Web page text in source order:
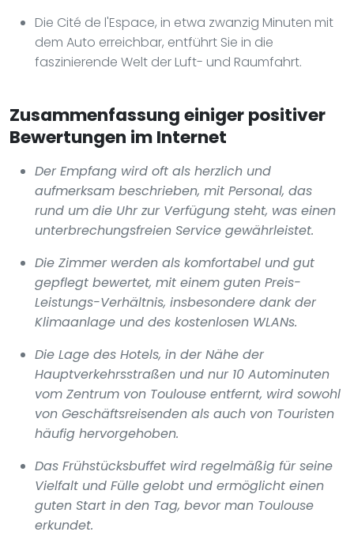
Die Cité de l'Espace, in etwa zwanzig Minuten mit
dem Auto erreichbar, entführt Sie in die
faszinierende Welt der Luft- und Raumfahrt.
Zusammenfassung einiger positiver
Bewertungen im Internet
Der Empfang wird oft als herzlich und
aufmerksam beschrieben, mit Personal, das
rund um die Uhr zur Verfügung steht, was einen
unterbrechungsfreien Service gewährleistet.
Die Zimmer werden als komfortabel und gut
gepflegt bewertet, mit einem guten Preis-
Leistungs-Verhältnis, insbesondere dank der
Klimaanlage und des kostenlosen WLANs.
Die Lage des Hotels, in der Nähe der
Hauptverkehrsstraßen und nur 10 Autominuten
vom Zentrum von Toulouse entfernt, wird sowohl
von Geschäftsreisenden als auch von Touristen
häufig hervorgehoben.
Das Frühstücksbuffet wird regelmäßig für seine
Vielfalt und Fülle gelobt und ermöglicht einen
guten Start in den Tag, bevor man Toulouse
erkundet.